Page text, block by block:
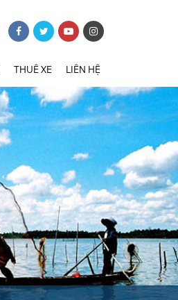
THUÊ XE LIÊN HỆ